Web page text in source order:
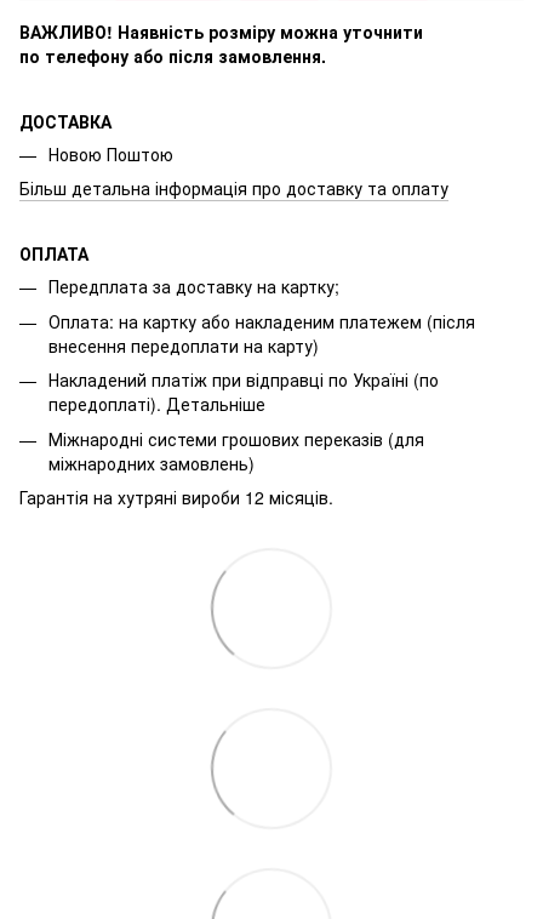
ВАЖЛИВО! Наявність розміру можна уточнити
по телефону або після замовлення.
ДОСТАВКА
Новою Поштою
Більш детальна інформація про доставку та оплату
ОПЛАТА
Передплата за доставку на картку;
Оплата: на картку або накладеним платежем (після
внесення передоплати на карту)
Накладений платіж при відправці по Україні (по
передоплаті). Детальніше
Міжнародні системи грошових переказів (для
міжнародних замовлень)
Гарантія на хутряні вироби 12 місяців.